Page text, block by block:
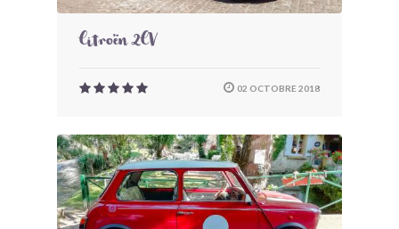
Citroën 2CV
02 OCTOBRE 2018